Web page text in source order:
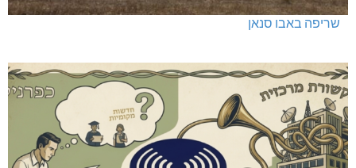
שריפה באבו סנאן